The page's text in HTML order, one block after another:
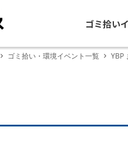
ゴミ拾い
ゴミ拾い・環境イベント一覧 YBP